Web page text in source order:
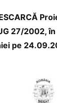
27/2002,
pe